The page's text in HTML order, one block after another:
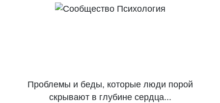
Проблемы и беды, которые люди порой
скрывают в глубине сердца...